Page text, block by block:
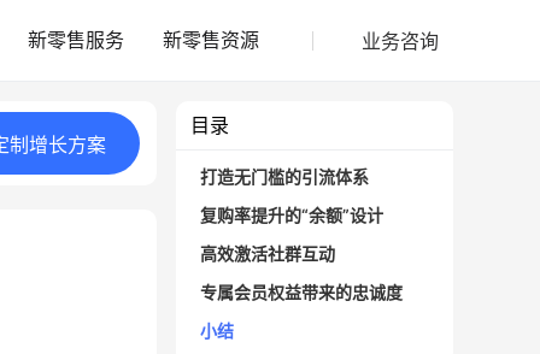
新零售服务 新零售资源 业务咨询
制 增长方案
目录
打造无门槛的引流体系
复购率提升的“余额”设计
高效激活社群互动
专属会员权益带来的忠诚度
小结